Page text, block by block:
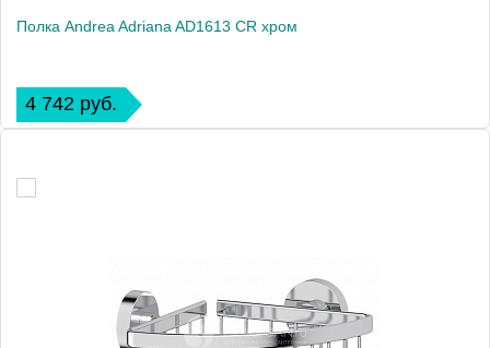
Полка Andrea Adriana AD1613 CR хром
4 742 руб.